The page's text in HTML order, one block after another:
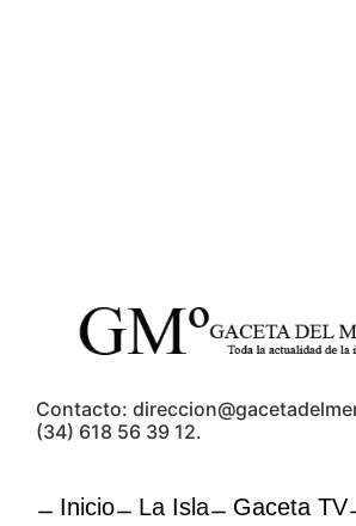
Contacto:
(34) 618 56 39 12.
Inicio La Isla Gaceta TV